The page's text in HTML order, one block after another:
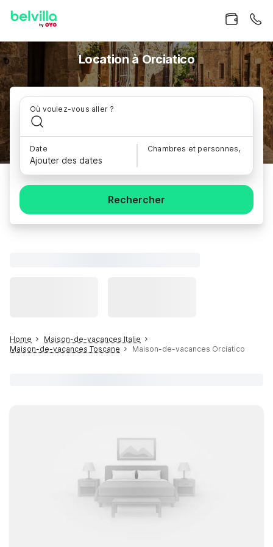
Location à Orciatico
Où voulez-vous aller ?
Date
Ajouter des dates
Chambres et personnes,
Rechercher
Home
Maison-de-vacances Italie
Maison-de-vacances Toscane
Maison-de-vacances Orciatico